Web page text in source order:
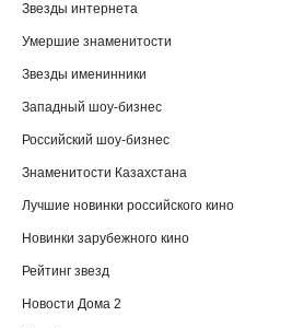
Звезды интернета
Умершие знаменитости
Звезды именинники
Западный шоу-бизнес
Российский шоу-бизнес
Знаменитости Казахстана
Лучшие новинки российского кино
Новинки зарубежного кино
Рейтинг звезд
Новости Дома 2